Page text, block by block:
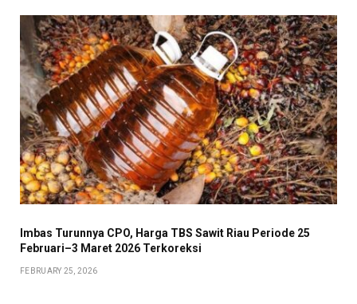
Imbas Turunnya CPO, Harga TBS Sawit Riau Periode 25
Februari–3 Maret 2026 Terkoreksi
FEBRUARY 25, 2026